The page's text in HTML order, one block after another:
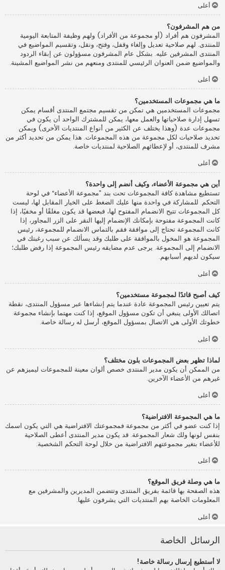
أعلى
من هم المشرفون؟
المشرفون هم أفراد (أو مجموعة من الأفراد) ولهم وظيفة المتابعة اليومية
للمنتدى. لهم صلاحية تعديل وإلغاء وقفل، وفتح، ونقل، وتقسيم المواضيع في
المنتدى المشرفين عليه. بشكل عام المشرفون مسؤولون عن إبقاء الردود
والمواضيع ضمن العنوان الرئيسي للمنتدى ومنعهم من نشر المواضيع المشينة.
أعلى
ما هي مجموعات المستخدمين؟
مجموعات المستخدمين هي تمكن من تقسيم مجتمع المنتدى أقسام يمكن
تسهل إدارة صلاحياتها والعمل معها، يمكن للمشترك الواحد أن يكون في
مجموعات عدة (وهذا يختلف عن الكثير من أنواع المنتديات الأخرى) ويمكن
تحديد صلاحيات لكل مجموعة من هذه المجموعات. هذا يمكن من تحديد أكثر من
مشرف للمنتدى، أو لإعطائهم الصلاحية لمنتديات خاصة.
أعلى
أين هي مجموعة الأعضاء، وكيف أنضم إلى واحدة؟
تستطيع مشاهدة كافة المجموعات تحت بند ”مجموعة الأعضاء“ في لوحة
التحكم. للمشاركة في واحدة منها عليك الضغط على الخيار المقابل لها، ليست
كل المجموعات تتيح الانضمام المفتوح لها، فبعضها قد يكون مغلقًا أو مخفيًا، إذا
كانت المجموعة مفتوحة بإمكانك الإنضمام إليها النقر على الزر المجاور، إذا
كانت المجموعة تحتاج إلى موافقة فقم بالتماس الانضمام للمجموعة، رئيس
المجموعة هو المخول بالموافقة على طلبك وقد يسألك عن سبب رغبتك في
الانضمام إلى المجموعة. يرجى عدم مضايقه رئيس المجموعة إذا رفض طلبك؛
سيكون لديهم أسبابهم.
أعلى
كيف أصبح قائدًا لمجموعة مستخدمين؟
يتم تعيين رئيس المجموعة عادة عندما يتم إنشاءها عبر مسؤول المنتدى، نقطة
اتصالك الأولى ينبغي أن تكون مسؤول الموقع، إذا كنت مهتما بإنشاء مجموعة
خطوتك الأولى هي الاتصال بمسؤول الموقع، أرسل له رسالة خاصة.
أعلى
لماذا تظهر بعض المجموعات بلون مختلف؟
من الممكن أن يكون مدير المنتدى خصص ألوان معينة للمجموعات ليميزهم عن
غيرهم من الأعضاء الآخرين.
أعلى
ما هي المجموعة الافتراضية؟
إذا كنت عضو في أكثر من مجموعة فمجموعتك الافتراضية هي التي يكون اسمك
بنفس لونها ولك شعار المجموعة. قد يكون مدير المنتدى أعطى الصلاحية
للأعضاء بتغير مجموعتهم الافتراضية من خلال لوحة التحكم الشخصية.
أعلى
ما هي وصلة فريق الموقع؟
هذه الصفحة بها قائمة بفريق المنتدى وتتضمن المديرين والمشرفين مع
المعلومات الخاصة بهم المنتديات التي يشرفون عليها.
أعلى
الرسائل الخاصة
لا أستطيع إرسال رسالة خاصة!